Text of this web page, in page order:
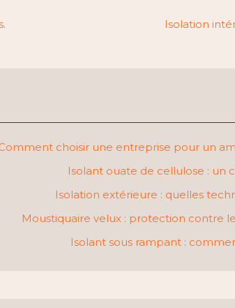
Isolation
choisir une entreprise pour un
Isolant ouate de cellulose : un
Isolation extérieure : quelles
Moustiquaire velux : protection contre
Isolant sous rampant :